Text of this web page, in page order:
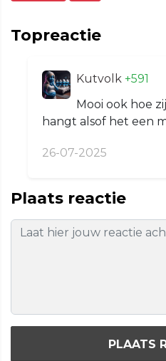
Topreactie
Kutvolk +591
Mooi ook hoe
hangt alsof het een
26-07-2025
Plaats reactie
PLAATS